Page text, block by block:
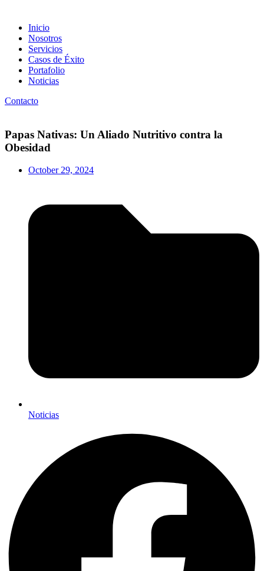
Inicio
Nosotros
Servicios
Casos de Éxito
Portafolio
Noticias
Contacto
Papas Nativas: Un Aliado Nutritivo contra la
Obesidad
October 29, 2024
Noticias